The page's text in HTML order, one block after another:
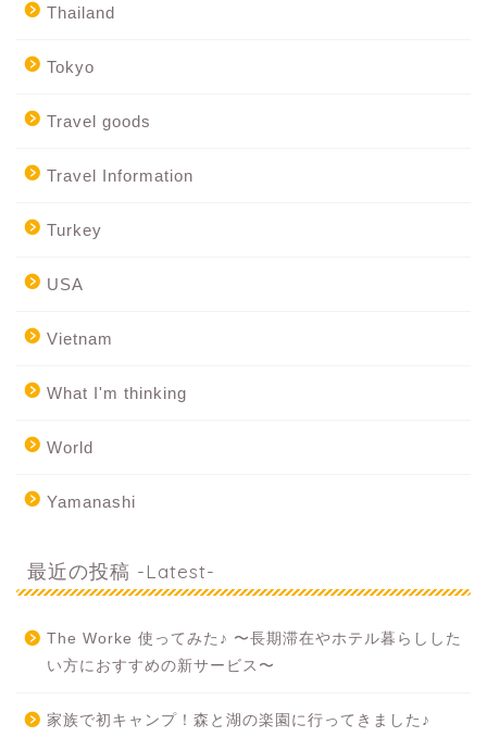
Thailand
Tokyo
Travel goods
Travel Information
Turkey
USA
Vietnam
What I'm thinking
World
Yamanashi
最近の投稿 -Latest-
The Worke 使ってみた♪ 〜長期滞在やホテル暮らしした
い方におすすめの新サービス〜
家族で初キャンプ！森と湖の楽園に行ってきました♪